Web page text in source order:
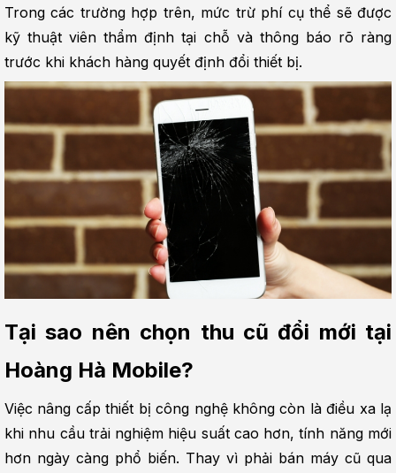
Trong các trường hợp trên, mức trừ phí cụ thể sẽ được
kỹ thuật viên thẩm định tại chỗ và thông báo rõ ràng
trước khi khách hàng quyết định đổi thiết bị.
Tại sao nên chọn thu cũ đổi mới tại
Hoàng Hà Mobile?
Việc nâng cấp thiết bị công nghệ không còn là điều xa lạ
khi nhu cầu trải nghiệm hiệu suất cao hơn, tính năng mới
hơn ngày càng phổ biến. Thay vì phải bán máy cũ qua